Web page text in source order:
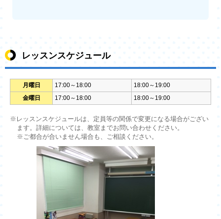
レッスンスケジュール
月曜日 17:00～18:00
18:00～19:00
金曜日
17:00～18:00 18:00～19:00
※レッスンスケジュールは、定員等の関係で変更になる場合がござい
ます。詳細については、教室までお問い合わせください。
※ご都合が合いません場合も、ご相談ください。